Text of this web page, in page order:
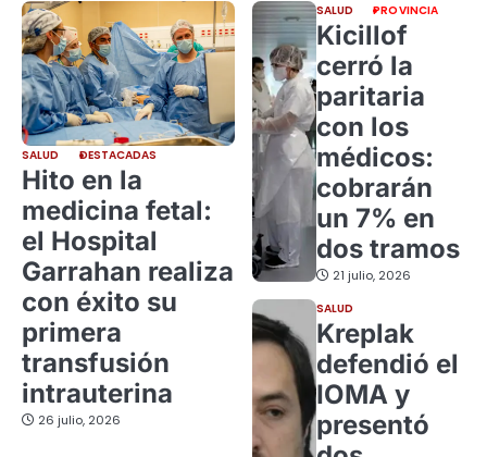
SALUD DESTACADAS
Hito en la
medicina fetal:
el Hospital
Garrahan realiza
con éxito su
primera
transfusión
intrauterina
26 julio, 2026
SALUD PROVINCIA
Kicillof
cerró la
paritaria
con los
médicos:
cobrarán
un 7% en
dos tramos
21 julio, 2026
SALUD
Kreplak
defendió el
IOMA y
presentó